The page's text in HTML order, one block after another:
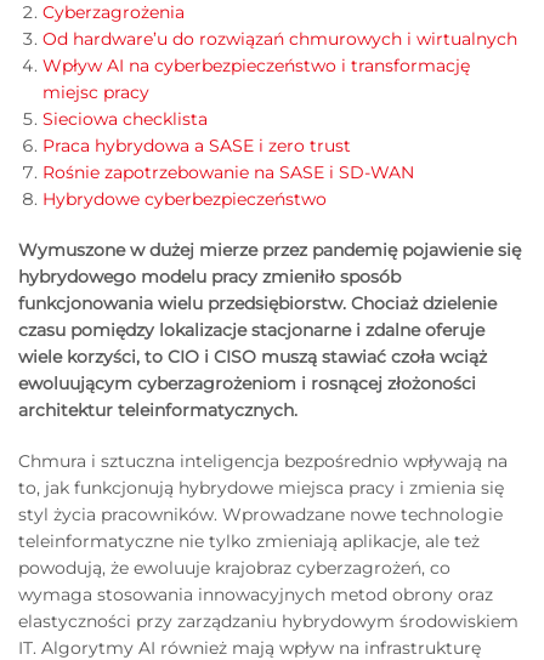
Cyberzagrożenia
Od hardware’u do rozwiązań chmurowych i wirtualnych
Wpływ AI na cyberbezpieczeństwo i transformację
miejsc pracy
Sieciowa checklista
Praca hybrydowa a SASE i zero trust
Rośnie zapotrzebowanie na SASE i SD-WAN
Hybrydowe cyberbezpieczeństwo
Wymuszone w dużej mierze przez pandemię pojawienie się
hybrydowego modelu pracy zmieniło sposób
funkcjonowania wielu przedsiębiorstw. Chociaż dzielenie
czasu pomiędzy lokalizacje stacjonarne i zdalne oferuje
wiele korzyści, to CIO i CISO muszą stawiać czoła wciąż
ewoluującym cyberzagrożeniom i rosnącej złożoności
architektur teleinformatycznych.
Chmura i sztuczna inteligencja bezpośrednio wpływają na
to, jak funkcjonują hybrydowe miejsca pracy i zmienia się
styl życia pracowników. Wprowadzane nowe technologie
teleinformatyczne nie tylko zmieniają aplikacje, ale też
powodują, że ewoluuje krajobraz cyberzagrożeń, co
wymaga stosowania innowacyjnych metod obrony oraz
elastyczności przy zarządzaniu hybrydowym środowiskiem
IT. Algorytmy AI również mają wpływ na infrastrukturę